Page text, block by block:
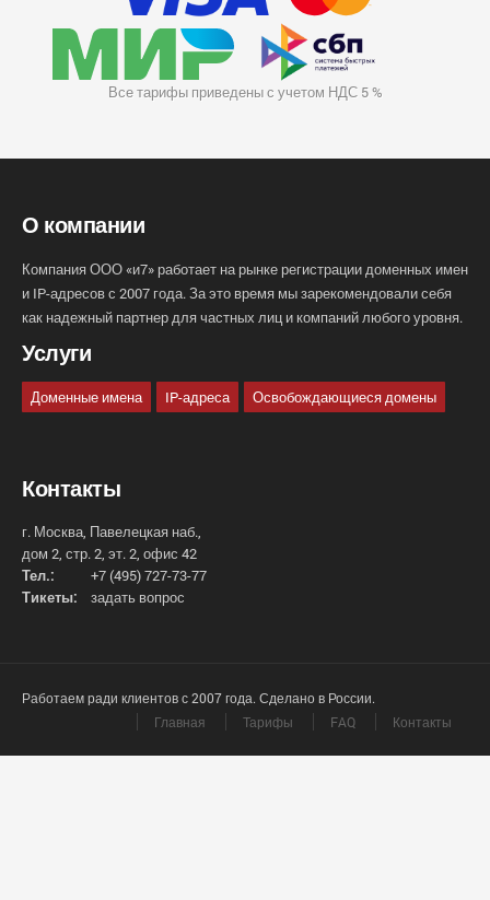
Все тарифы приведены с учетом НДС 5 %
О компании
Компания ООО «и7» работает на рынке регистрации доменных имен
и IP-адресов с 2007 года. За это время мы зарекомендовали себя
как надежный партнер для частных лиц и компаний любого уровня.
Услуги
Доменные имена IP-адреса Освобождающиеся домены
Контакты
г. Москва, Павелецкая наб.,
дом 2, стр. 2, эт. 2, офис 42
Тел.:
+7 (495) 727-73-77
Тикеты:
задать вопрос
Работаем ради клиентов с 2007 года. Сделано в России.
Главная
Тарифы FAQ Контакты